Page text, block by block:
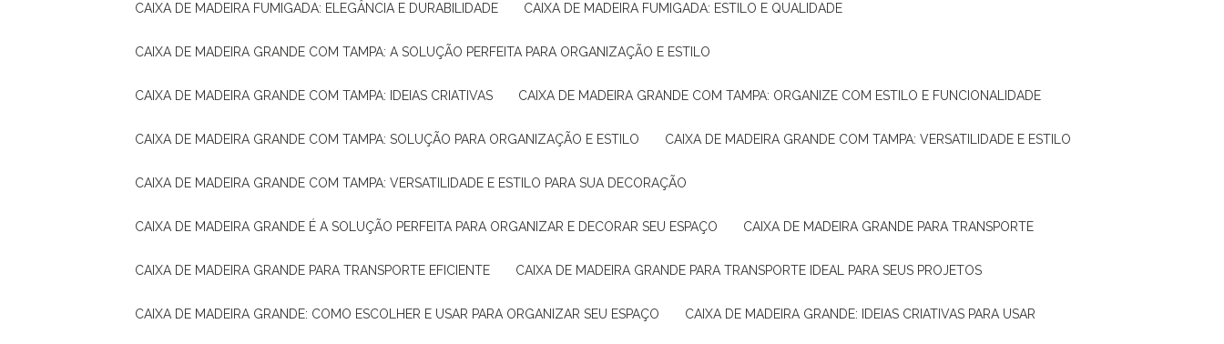
CAIXA DE MADEIRA FUMIGADA: ELEGÂNCIA E DURABILIDADE CAIXA DE MADEIRA FUMIGADA: ESTILO E QUALIDADE
CAIXA DE MADEIRA GRANDE COM TAMPA: A SOLUÇÃO PERFEITA PARA ORGANIZAÇÃO E ESTILO
CAIXA DE MADEIRA GRANDE COM TAMPA: IDEIAS CRIATIVAS CAIXA DE MADEIRA GRANDE COM TAMPA: ORGANIZE COM ESTILO E FUNCIONALIDADE
CAIXA DE MADEIRA GRANDE COM TAMPA: SOLUÇÃO PARA ORGANIZAÇÃO E ESTILO CAIXA DE MADEIRA GRANDE COM TAMPA: VERSATILIDADE E ESTILO
CAIXA DE MADEIRA GRANDE COM TAMPA: VERSATILIDADE E ESTILO PARA SUA DECORAÇÃO
CAIXA DE MADEIRA GRANDE É A SOLUÇÃO PERFEITA PARA ORGANIZAR E DECORAR SEU ESPAÇO CAIXA DE MADEIRA GRANDE PARA TRANSPORTE
CAIXA DE MADEIRA GRANDE PARA TRANSPORTE EFICIENTE CAIXA DE MADEIRA GRANDE PARA TRANSPORTE IDEAL PARA SEUS PROJETOS
CAIXA DE MADEIRA GRANDE: COMO ESCOLHER E USAR PARA ORGANIZAR SEU ESPAÇO CAIXA DE MADEIRA GRANDE: IDEIAS CRIATIVAS PARA USAR